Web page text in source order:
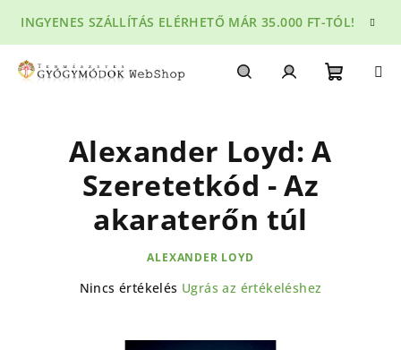
fő
tartalomhoz
INGYENES SZÁLLÍTÁS ELÉRHETŐ MÁR 35.000 FT-TÓL!
Alexander Loyd: A
Szeretetkód - Az
akaraterőn túl
ALEXANDER LOYD
A
értékelése
Nincs értékelés Ugrás az értékeléshez